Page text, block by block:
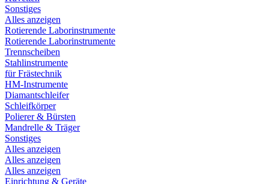
Sonstiges
Alles anzeigen
Rotierende Laborinstrumente
Rotierende Laborinstrumente
Trennscheiben
Stahlinstrumente
für Frästechnik
HM-Instrumente
Diamantschleifer
Schleifkörper
Polierer & Bürsten
Mandrelle & Träger
Sonstiges
Alles anzeigen
Alles anzeigen
Alles anzeigen
Einrichtung & Geräte